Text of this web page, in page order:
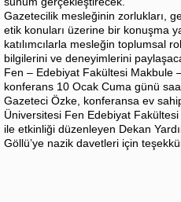
Gazetecilik mesleğinin zorlukları,
etik konuları üzerine bir konuşma
katılımcılarla mesleğin toplumsal
bilgilerini ve deneyimlerini
Fen – Edebiyat Fakültesi Makbule
konferans 10 Ocak Cuma günü
Gazeteci Özke, konferansa ev
Üniversitesi Fen Edebiyat
ile etkinliği düzenleyen Dekan
Göllü’ye nazik davetleri için